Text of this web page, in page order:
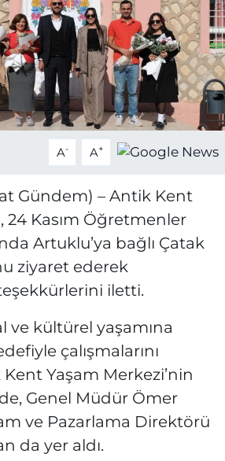
A- A+
Gündem) – Antik Kent
24 Kasım Öğretmenler
Artuklu’ya bağlı Çatak
ziyaret ederek
iletti.
ve kültürel yaşamına
çalışmalarını
Yaşam Merkezi’nin
Genel Müdür Ömer
ve Pazarlama Direktörü
da yer aldı.